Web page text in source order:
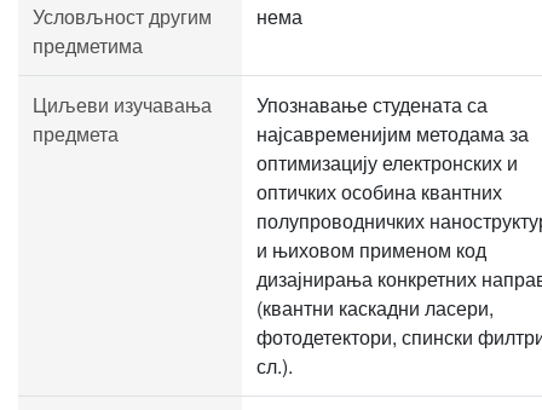
Условљност другим
предметима
нема
Циљеви изучавања
предмета
Упознавање студената са
најсавременијим методама за
оптимизацију електронских и
оптичких особина квантних
полупроводничких
и њиховом применом код
дизајнирања конкретних
(квантни каскадни ласери,
фотодетектори, спински
сл.).